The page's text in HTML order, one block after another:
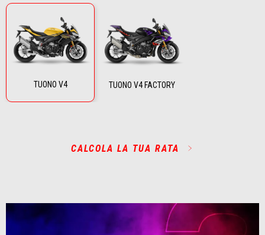
TUONO V4 TUONO V4 FACTORY
CALCOLA LA TUA RATA